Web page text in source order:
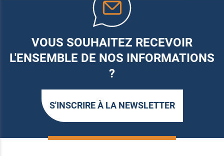
VOUS SOUHAITEZ RECEVOIR
L'ENSEMBLE DE NOS INFORMATIONS
?
S'INSCRIRE À LA NEWSLETTER